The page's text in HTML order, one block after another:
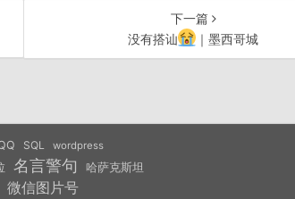
下一篇
没有搭讪
｜墨西哥城
SQL wordpress
名言警句 哈萨克斯坦
微信图片号